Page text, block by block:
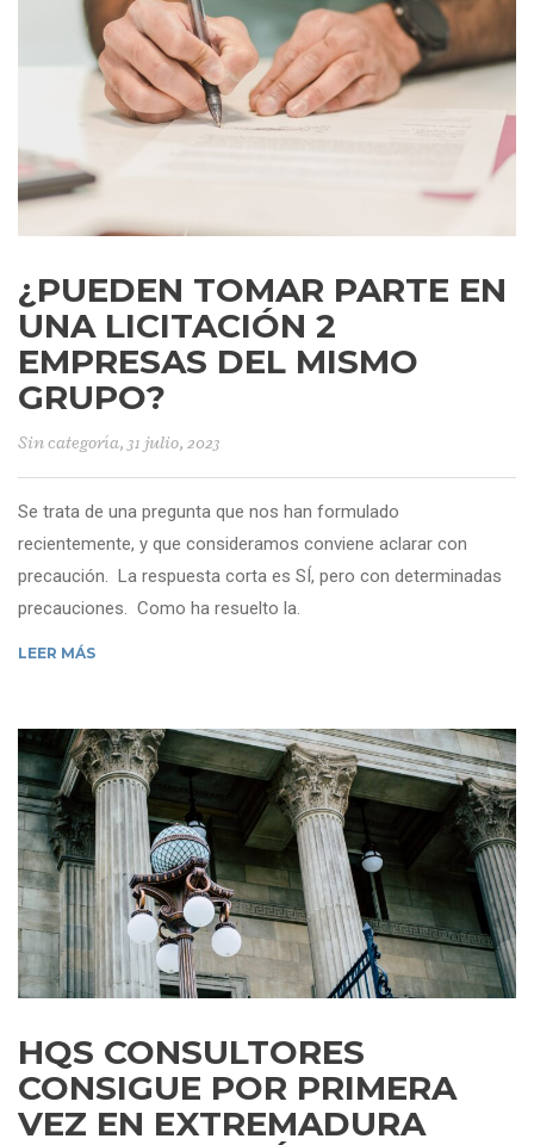
¿PUEDEN TOMAR PARTE EN
UNA LICITACIÓN 2
EMPRESAS DEL MISMO
GRUPO?
Sin categoría, 31 julio, 2023
Se trata de una pregunta que nos han formulado
recientemente, y que consideramos conviene aclarar con
precaución. La respuesta corta es SÍ, pero con determinadas
precauciones. Como ha resuelto la.
LEER MÁS
HQS CONSULTORES
CONSIGUE POR PRIMERA
VEZ EN EXTREMADURA